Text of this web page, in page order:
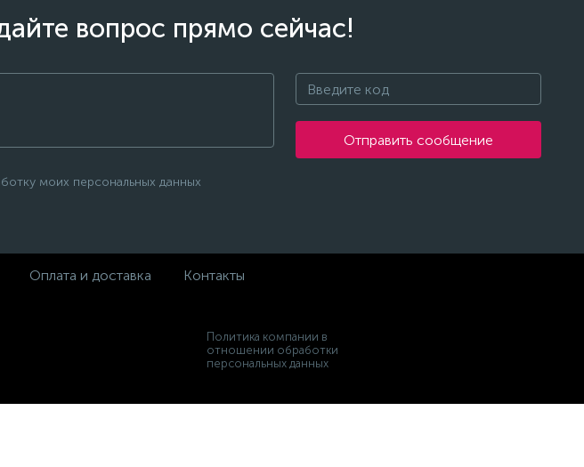
вопрос прямо сейчас!
Отправить сообщение
моих персональных данных
Оплата и доставка Контакты
Политика компании в
отношении обработки
персональных данных